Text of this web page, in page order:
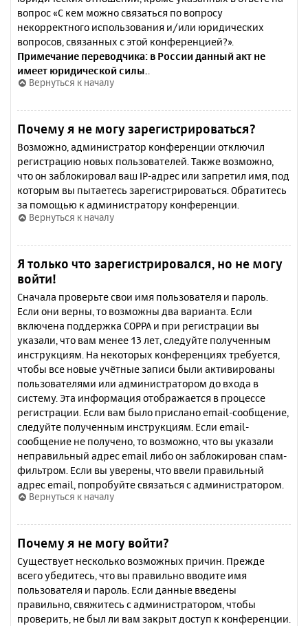
вопрос «С кем можно связаться по вопросу
некорректного использования и/или юридических
вопросов, связанных с этой конференцией?».
Примечание переводчика: в России данный акт не
имеет юридической силы.
Вернуться к началу
Почему я не могу зарегистрироваться?
Возможно, администратор конференции отключил
регистрацию новых пользователей. Также возможно,
что он заблокировал ваш IP-адрес или запретил имя, под
которым вы пытаетесь зарегистрироваться. Обратитесь
за помощью к администратору конференции.
Вернуться к началу
Я только что зарегистрировался, но не могу
войти!
Сначала проверьте свои имя пользователя и пароль.
Если они верны, то возможны два варианта. Если
включена поддержка COPPA и при регистрации вы
указали, что вам менее 13 лет, следуйте полученным
инструкциям. На некоторых конференциях требуется,
чтобы все новые учётные записи были активированы
пользователями или администратором до входа в
систему. Эта информация отображается в процессе
регистрации. Если вам было прислано email-сообщение,
следуйте полученным инструкциям. Если email-
сообщение не получено, то возможно, что вы указали
неправильный адрес email либо он заблокирован спам-
фильтром. Если вы уверены, что ввели правильный
адрес email, попробуйте связаться с администратором.
Вернуться к началу
Почему я не могу войти?
Существует несколько возможных причин. Прежде
всего убедитесь, что вы правильно вводите имя
пользователя и пароль. Если данные введены
правильно, свяжитесь с администратором, чтобы
проверить, не был ли вам закрыт доступ к конференции.